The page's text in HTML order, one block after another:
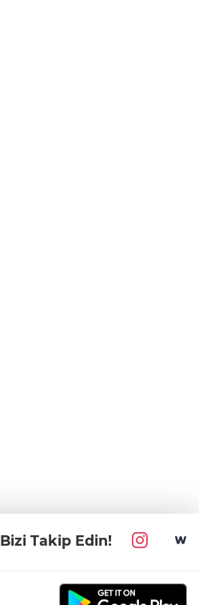
Bizi Takip Edin!